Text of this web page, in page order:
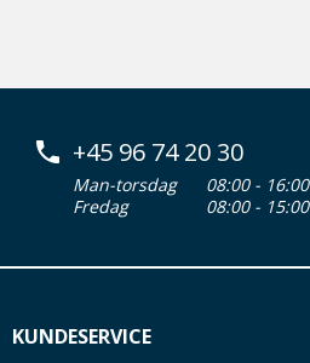
+45 96 74 20 30
Man-torsdag
08:00 - 16:00
Fredag
08:00 - 15:00
KUNDESERVICE